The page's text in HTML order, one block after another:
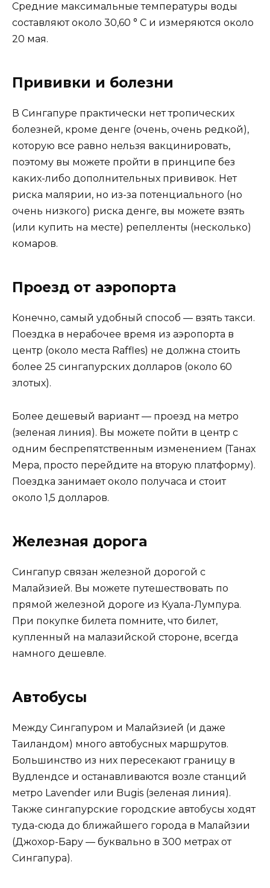
Средние максимальные температуры воды
составляют около 30,60 ° C и измеряются около
20 мая.
Прививки и болезни
В Сингапуре практически нет тропических
болезней, кроме денге (очень, очень редкой),
которую все равно нельзя вакцинировать,
поэтому вы можете пройти в принципе без
каких-либо дополнительных прививок. Нет
риска малярии, но из-за потенциального (но
очень низкого) риска денге, вы можете взять
(или купить на месте) репелленты (несколько)
комаров.
Проезд от аэропорта
Конечно, самый удобный способ — взять такси.
Поездка в нерабочее время из аэропорта в
центр (около места Raffles) не должна стоить
более 25 сингапурских долларов (около 60
злотых).
Более дешевый вариант — проезд на метро
(зеленая линия). Вы можете пойти в центр с
одним беспрепятственным изменением (Танах
Мера, просто перейдите на вторую платформу).
Поездка занимает около получаса и стоит
около 1,5 долларов.
Железная дорога
Сингапур связан железной дорогой с
Малайзией. Вы можете путешествовать по
прямой железной дороге из Куала-Лумпура.
При покупке билета помните, что билет,
купленный на малазийской стороне, всегда
намного дешевле.
Автобусы
Между Сингапуром и Малайзией (и даже
Таиландом) много автобусных маршрутов.
Большинство из них пересекают границу в
Вудлендсе и останавливаются возле станций
метро Lavender или Bugis (зеленая линия).
Также сингапурские городские автобусы ходят
туда-сюда до ближайшего города в Малайзии
(Джохор-Бару — буквально в 300 метрах от
Сингапура).